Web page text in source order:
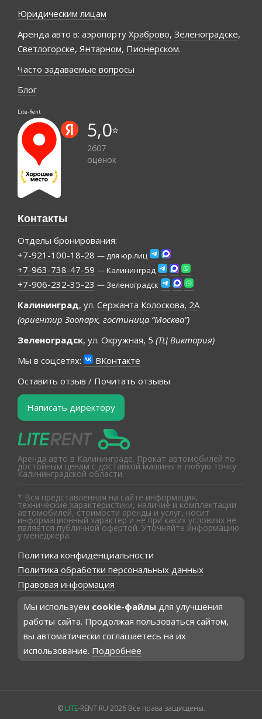
Юридическим лицам
Аренда авто в: аэропорту Храброво, Зеленоградске,
Светлогорске, Янтарном, Пионерском.
Часто задаваемые вопросы
Блог
Lite-Rent
5,0⭐️
2607
оценок
Контакты
Отделы бронирования:
+7-921-100-18-28 — для юр.лиц
+7-963-738-47-59 — Калининград
+7-906-232-35-23 — Зеленоградск
Калининград, ул. Сержанта Колоскова, 2А
(ориентир Зоопарк, гостиница “Москва”)
Зеленоградск, ул. Окружная, 5 (ТЦ Виктория)
Мы в соцсетях:
ВКонтакте
Оставить отзыв / Почитать отзывы
Написать директору
Аренда авто в Калининграде. Прокат автомобилей по
достойным ценам с доставкой машины в любую точку
Калининградской области.
* Вся представленная на сайте информация,
технические характеристики, наличие и комплектации
автомобилей, стоимости аренды и услуг, носит
информационный характер и не при каких условиях не
является публичной офертой. Уточняйте информацию
у менеджера.
Политика конфиденциальности
Политика обработки персональных данных
Правовая информация
Мы используем cookie-файлы для улучшения
работы сайта. Продолжая пользоваться сайтом,
вы автоматически соглашаетесь на их
использование. Подробнее
© LITE-RENT.RU 2026 Все права защищены.